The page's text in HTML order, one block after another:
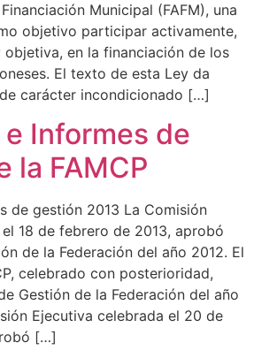
Municipal (FAFM), una
objetivo participar activamente,
en la financiación de los
El texto de esta Ley da
carácter incondicionado […]
Informes de
la FAMCP
de gestión 2013 La Comisión
18 de febrero de 2013, aprobó
de la Federación del año 2012. El
celebrado con posterioridad,
Gestión de la Federación del año
Ejecutiva celebrada el 20 de
[…]